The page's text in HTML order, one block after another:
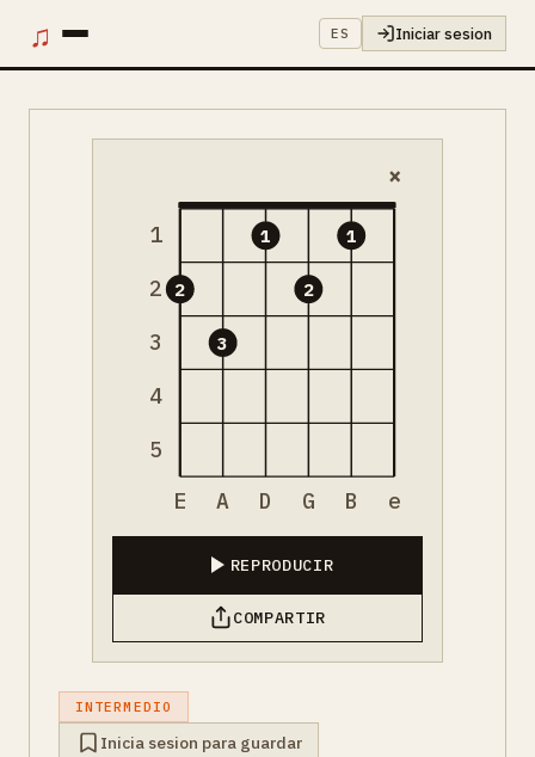
♫ ES Iniciar sesion
1
2
3
4
5
×
2
3
1
2
1
E A D G B e
REPRODUCIR
COMPARTIR
INTERMEDIO
Inicia sesion para guardar